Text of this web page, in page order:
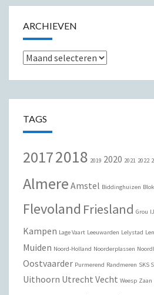
ARCHIEVEN
Archieven
TAGS
20172018 2019 2020 2021 2022
Almere Amstel Biddinghuizen
Flevoland Friesland Grou
Kampen Lage Vaart Leeuwarden Lelystad
Muiden Noord-Holland Noorderplassen
Oostvaarder Purmerend Randmeren SKS
Uithoorn Utrecht Vecht Weesp Zaan